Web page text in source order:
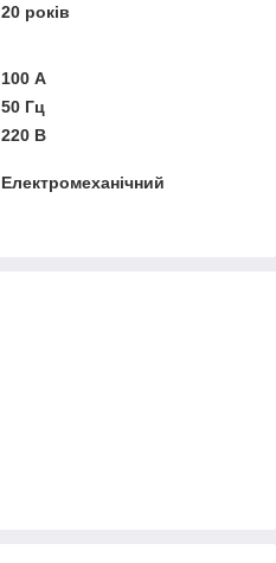
20 років
100 А
50 Гц
220 В
Електромеханічний